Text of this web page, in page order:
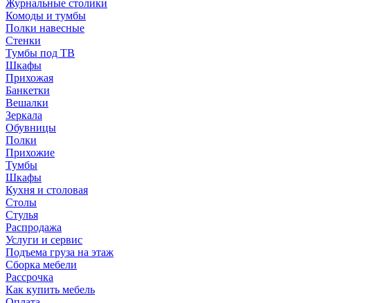
Журнальные столики
Комоды и тумбы
Полки навесные
Стенки
Тумбы под ТВ
Шкафы
Прихожая
Банкетки
Вешалки
Зеркала
Обувницы
Полки
Прихожие
Тумбы
Шкафы
Кухня и столовая
Столы
Стулья
Распродажа
Услуги и сервис
Подъема груза на этаж
Сборка мебели
Рассрочка
Как купить мебель